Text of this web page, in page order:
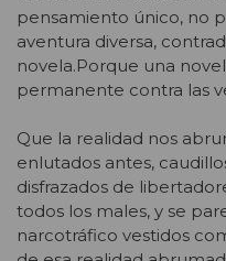
pensamiento único, no
aventura diversa,
novela.Porque una
permanente contra las
Que la realidad nos
enlutados antes,
disfrazados de
todos los males, y se
narcotráfico vestidos